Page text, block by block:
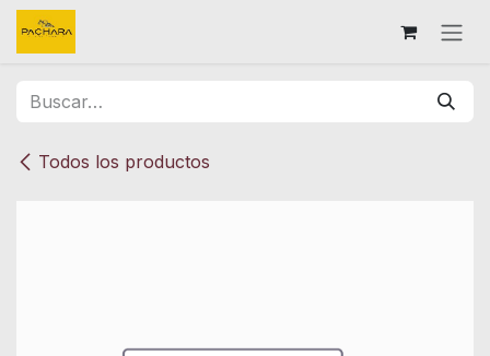
Ir al contenido
Todos los productos